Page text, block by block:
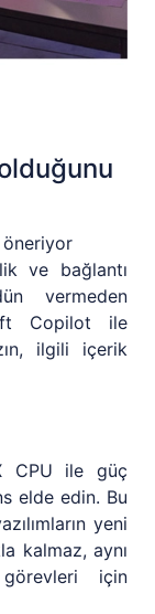
öneriyor
ve bağlantı
vermeden
Copilot ile
ilgili içerik
CPU ile güç
elde edin. Bu
yeni
kalmaz, aynı
için